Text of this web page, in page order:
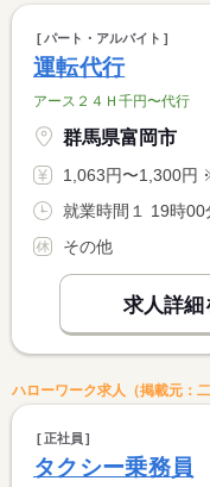
パート・アルバイト
運転代行
アース２４Ｈ千円〜
群馬県富岡市
1,063円〜1,300円 ※フルタイム求人の
その他
求人詳細
ハローワーク求人（掲載元：
正社員
タクシー乗務員